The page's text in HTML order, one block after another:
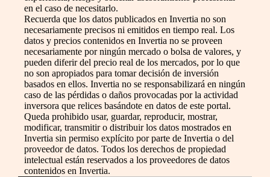
en el caso de necesitarlo.
Recuerda que los datos publicados en Invertia no son
necesariamente precisos ni emitidos en tiempo real. Los
datos y precios contenidos en Invertia no se proveen
necesariamente por ningún mercado o bolsa de valores, y
pueden diferir del precio real de los mercados, por lo que
no son apropiados para tomar decisión de inversión
basados en ellos. Invertia no se responsabilizará en ningún
caso de las pérdidas o daños provocadas por la actividad
inversora que relices basándote en datos de este portal.
Queda prohibido usar, guardar, reproducir, mostrar,
modificar, transmitir o distribuir los datos mostrados en
Invertia sin permiso explícito por parte de Invertia o del
proveedor de datos. Todos los derechos de propiedad
intelectual están reservados a los proveedores de datos
contenidos en Invertia.